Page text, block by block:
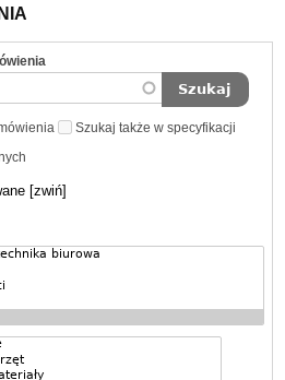
Szukaj także w specyfikacji
[zwiń]